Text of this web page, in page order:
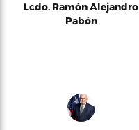
Lcdo. Ramón Alejandro
Pabón